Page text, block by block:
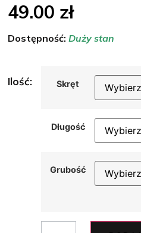
49.00 zł
Dostępność:Duży stan
Ilość: Skręt
Długość
Grubość